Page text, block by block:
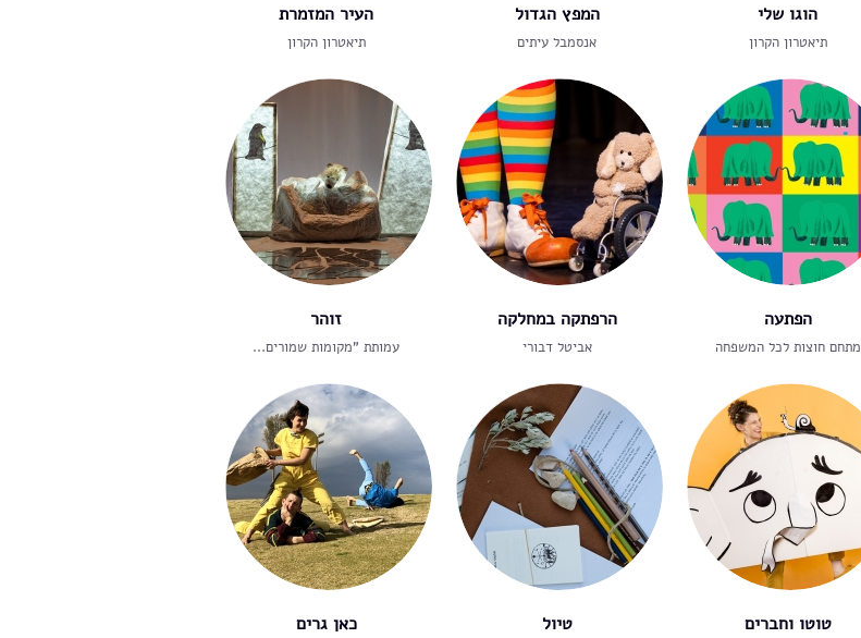
הוגו שלי
תיאטרון הקרון
המפץ הגדול
אנסמבל עיתים
העיר המזמרת
תיאטרון הקרון
הפתעה
מתחם חוצות לכל המשפחה
הרפתקה במחלקה
אביטל דבורי
זוהר
עמותת "מקומות שמורים...
טוטו וחברים טיול כאן גרים